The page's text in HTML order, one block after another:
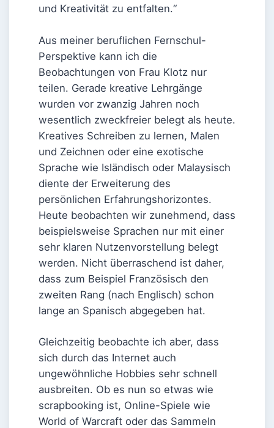
und Kreativität zu entfalten.“
Aus meiner beruflichen Fernschul-
Perspektive kann ich die
Beobachtungen von Frau Klotz nur
teilen. Gerade kreative Lehrgänge
wurden vor zwanzig Jahren noch
wesentlich zweckfreier belegt als heute.
Kreatives Schreiben zu lernen, Malen
und Zeichnen oder eine exotische
Sprache wie Isländisch oder Malaysisch
diente der Erweiterung des
persönlichen Erfahrungshorizontes.
Heute beobachten wir zunehmend, dass
beispielsweise Sprachen nur mit einer
sehr klaren Nutzenvorstellung belegt
werden. Nicht überraschend ist daher,
dass zum Beispiel Französisch den
zweiten Rang (nach Englisch) schon
lange an Spanisch abgegeben hat.
Gleichzeitig beobachte ich aber, dass
sich durch das Internet auch
ungewöhnliche Hobbies sehr schnell
ausbreiten. Ob es nun so etwas wie
scrapbooking ist, Online-Spiele wie
World of Warcraft oder das Sammeln